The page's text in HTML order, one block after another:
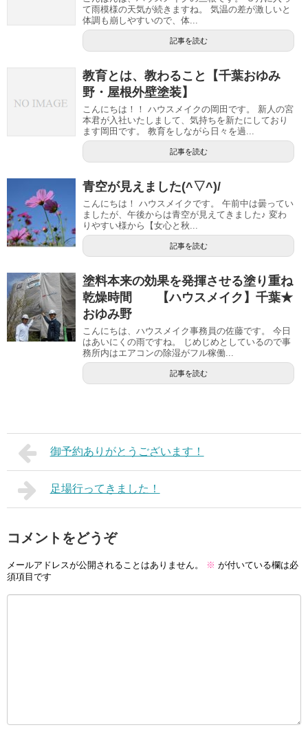
て雨模様の天気が続きますね。 気温の差が激しいと
体調も崩しやすいので、体...
記事を読む
教育とは、教わること【千葉おゆみ
野・屋根外壁塗装】
こんにちは！！ ハウスメイクの岡田です。 新人の宮
本君が入社いたしまして、気持ちを新たにしており
ます岡田です。 教育をしながら日々を過...
記事を読む
青空が見えました(^▽^)/
こんにちは！ ハウスメイクです。 午前中は曇ってい
ましたが、午後からは青空が見えてきました♪ 変わ
りやすい様から【女心と秋...
記事を読む
塗料本来の効果を発揮させる塗り重ね
乾燥時間 【ハウスメイク】千葉★
おゆみ野
こんにちは、ハウスメイク事務員の佐藤です。 今日
はあいにくの雨ですね。 じめじめとしているので事
務所内はエアコンの除湿がフル稼働...
記事を読む
御予約ありがとうございます！
足場行ってきました！
コメントをどうぞ
メールアドレスが公開されることはありません。 ※ が付いている欄は必
須項目です